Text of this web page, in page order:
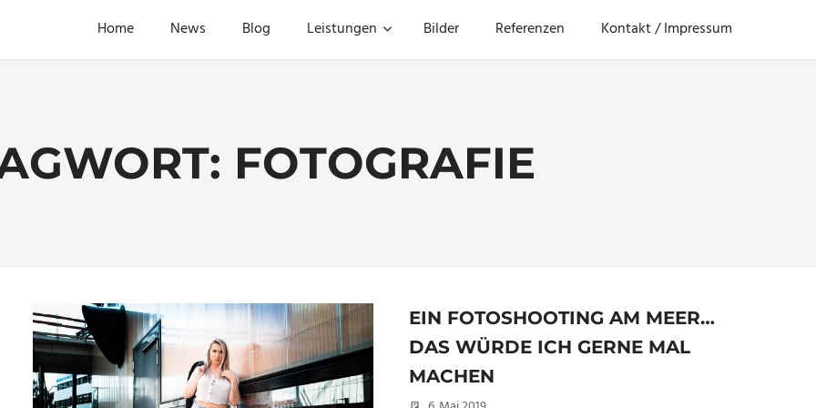
Home News Blog Leistungen Bilder Referenzen Kontakt / Impressum
FOTOGRAFIE
EIN FOTOSHOOTING AM MEER…
DAS WÜRDE ICH GERNE MAL
MACHEN